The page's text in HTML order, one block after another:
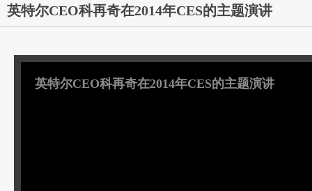
英特尔CEO科再奇在2014年CES的主题演讲
英特尔CEO科再奇在2014年CES的主题演讲